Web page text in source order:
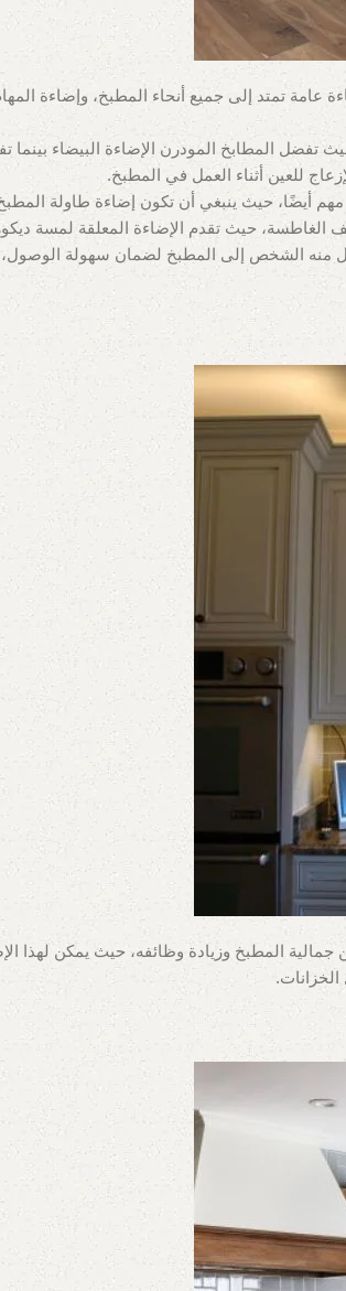
عامة تمتد إلى جميع أنحاء المطبخ، وإضاءة
المطابخ المودرن الإضاءة البيضاء بينما
مهم أيضًا، حيث ينبغي أن تكون إضاءة طاولة
حيث تقدم الإضاءة المعلقة لمسة
منه الشخص إلى المطبخ لضمان سهولة الوصول،
المطبخ وزيادة وظائفه، حيث يمكن لهذا